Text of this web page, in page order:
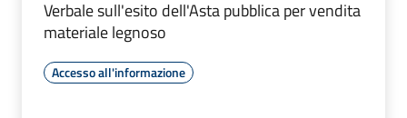
Verbale sull'esito dell'Asta pubblica per vendita
materiale legnoso
Accesso all'informazione